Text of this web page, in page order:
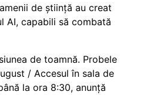
de știință au creat
AI, capabili să combată
de toamnă. Probele
/ Accesul în sala de
la ora 8:30, anunță